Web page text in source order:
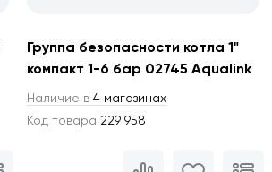
Группа безопасности котла 1"
компакт 1-6 бар 02745 Aqualink
Наличие в 4 магазинах
Код товара 229 958